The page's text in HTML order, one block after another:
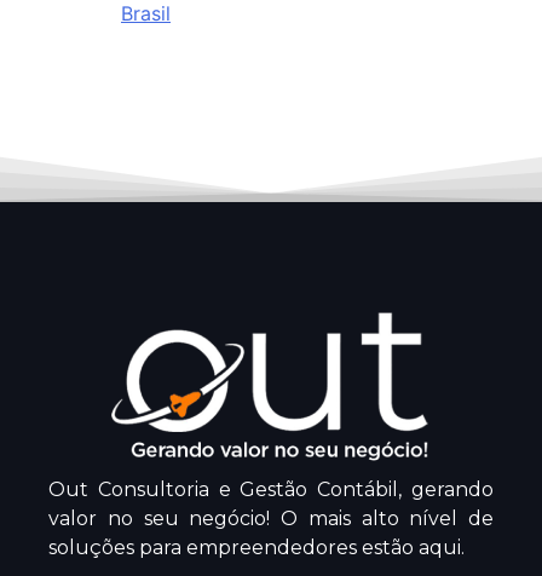
Brasil
Out Consultoria e Gestão Contábil, gerando
valor no seu negócio! O mais alto nível de
soluções para empreendedores estão aqui.